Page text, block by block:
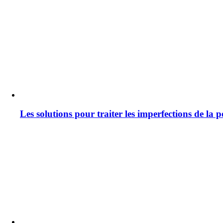
Les solutions pour traiter les imperfections de la